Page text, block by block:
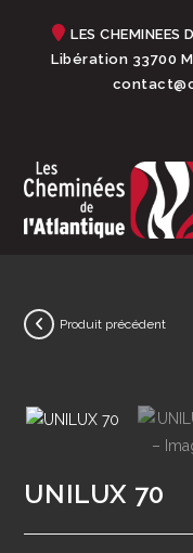
content
LES
Libération 33700
Produit précédent
UNILUX 70